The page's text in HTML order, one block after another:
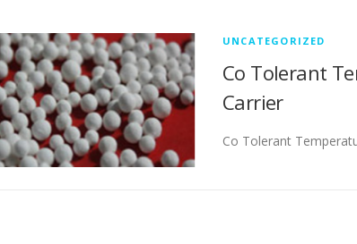
UNCATEGORIZED
Co Tolerant
Carrier
Co Tolerant